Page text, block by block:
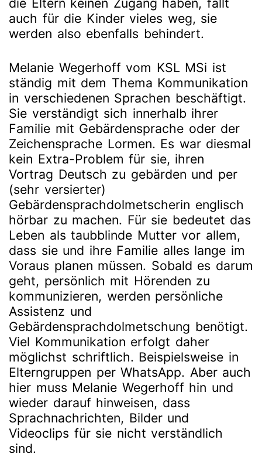
auch für die Kinder vieles weg, sie
werden also ebenfalls behindert.
Melanie Wegerhoff vom KSL MSi ist
ständig mit dem Thema Kommunikation
in verschiedenen Sprachen beschäftigt.
Sie verständigt sich innerhalb ihrer
Familie mit Gebärdensprache oder der
Zeichensprache Lormen. Es war diesmal
kein Extra-Problem für sie, ihren
Vortrag Deutsch zu gebärden und per
(sehr versierter)
Gebärdensprachdolmetscherin englisch
hörbar zu machen. Für sie bedeutet das
Leben als taubblinde Mutter vor allem,
dass sie und ihre Familie alles lange im
Voraus planen müssen. Sobald es darum
geht, persönlich mit Hörenden zu
kommunizieren, werden persönliche
Assistenz und
Gebärdensprachdolmetschung benötigt.
Viel Kommunikation erfolgt daher
möglichst schriftlich. Beispielsweise in
Elterngruppen per WhatsApp. Aber auch
hier muss Melanie Wegerhoff hin und
wieder darauf hinweisen, dass
Sprachnachrichten, Bilder und
Videoclips für sie nicht verständlich
sind.